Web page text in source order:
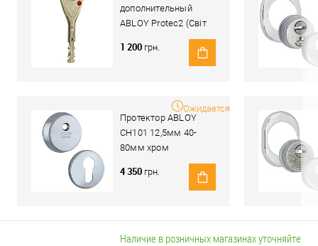
дополнительный
ABLOY Protec2 (Світ
1 200 грн.
Протектор ABLOY
CH101 12,5мм 40-
80мм хром
Ожидается
4 350 грн.
Наличие в розничных магазинах уточняйте